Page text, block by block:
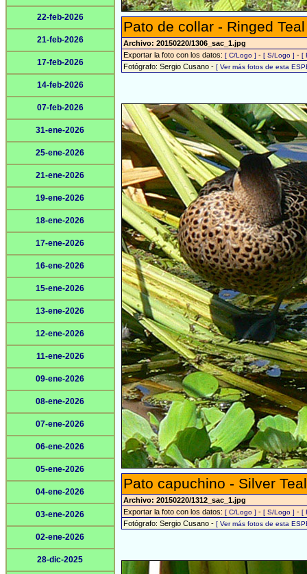
22-feb-2026
21-feb-2026
17-feb-2026
14-feb-2026
07-feb-2026
31-ene-2026
25-ene-2026
21-ene-2026
19-ene-2026
18-ene-2026
17-ene-2026
16-ene-2026
15-ene-2026
13-ene-2026
12-ene-2026
11-ene-2026
09-ene-2026
08-ene-2026
07-ene-2026
06-ene-2026
05-ene-2026
04-ene-2026
03-ene-2026
02-ene-2026
28-dic-2025
Pato de collar - Ringed
Archivo: 20150220/1306_sac_1.jpg
Exportar la foto con los datos: [ C/Logo ] - [ S/Logo ] - [
Fotógrafo: Sergio Cusano - [ Ver más fotos de esta
Pato capuchino - Silver
Archivo: 20150220/1312_sac_1.jpg
Exportar la foto con los datos: [ C/Logo ] - [ S/Logo ] - [
Fotógrafo: Sergio Cusano - [ Ver más fotos de esta